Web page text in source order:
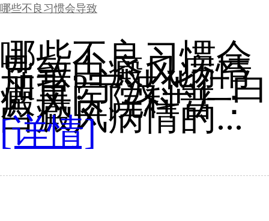
哪些不良习惯会导致
哪些不良习惯会
导致白癜风病情
加重?宁波华仁白
癜风医院科普：
白癜风病情的...
[详情]